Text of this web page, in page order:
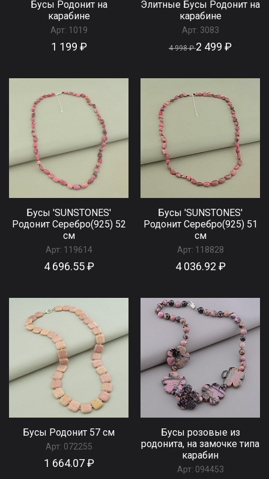
Бусы Родонит на
карабине
Арт: 1019
1 199 ₽
Элитные Бусы Родонит на
карабине
Арт: 3083
4 998 ₽2 499 ₽
Бусы 'SUNSTONES'
Родонит Серебро(925) 52
см
Арт: 119614
4 696.55 ₽
Бусы 'SUNSTONES'
Родонит Серебро(925) 51
см
Арт: 118828
4 036.92 ₽
Бусы Родонит 57 см
Арт: 072255
1 664.07 ₽
Бусы розовые из
родонита, на замочке типа
карабин
Арт: 094453